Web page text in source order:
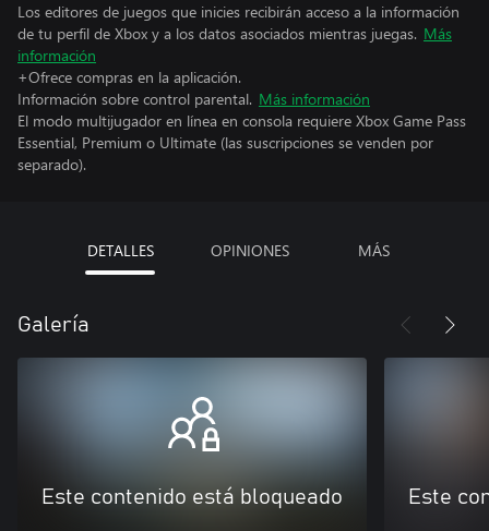
Los editores de juegos que inicies recibirán acceso a la información
de tu perfil de Xbox y a los datos asociados mientras juegas. Más
información
+Ofrece compras en la aplicación.
Información sobre control parental. Más información
El modo multijugador en línea en consola requiere Xbox Game Pass
Essential, Premium o Ultimate (las suscripciones se venden por
separado).
DETALLES OPINIONES MÁS
Galería
Este contenido está bloqueado Este